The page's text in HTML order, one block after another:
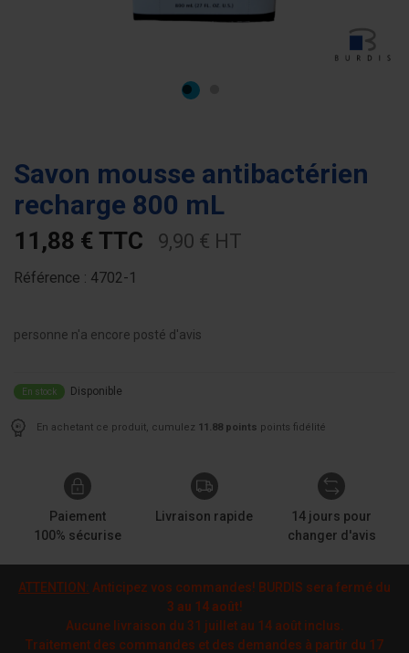
Savon mousse antibactérien
recharge 800 mL
11,88 € TTC 9,90 € HT
Référence : 4702-1
personne n'a encore posté d'avis
En stock Disponible
En achetant ce produit, cumulez 11.88 points points fidélité
Paiement
100% sécurise
Livraison rapide
14 jours pour
changer d'avis
ATTENTION: Anticipez vos commandes! BURDIS sera fermé du
3 au 14 août!
Aucune livraison du 31 juillet au 14 août inclus.
Traitement des commandes et des demandes à partir du 17